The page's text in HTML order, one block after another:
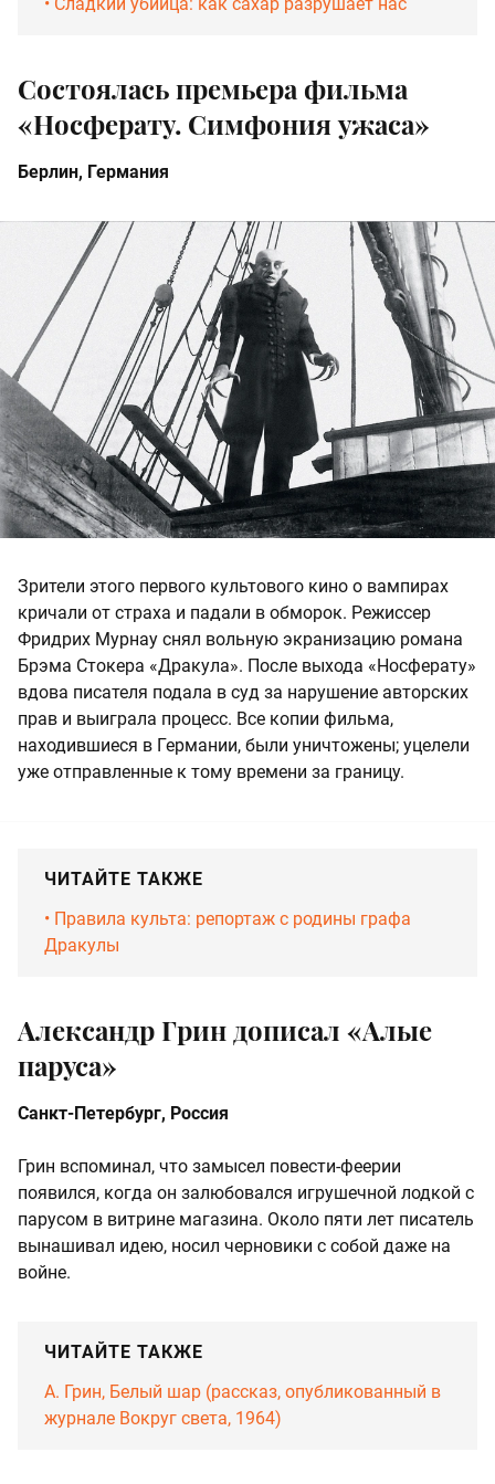
Состоялась премьера фильма
«Носферату. Симфония ужаса»
Берлин, Германия
Зрители этого первого культового кино о вампирах
кричали от страха и падали в обморок. Режиссер
Фридрих Мурнау снял вольную экранизацию романа
Брэма Стокера «Дракула». После выхода «Носферату»
вдова писателя подала в суд за нарушение авторских
прав и выиграла процесс. Все копии фильма,
находившиеся в Германии, были уничтожены; уцелели
уже отправленные к тому времени за границу.
ЧИТАЙТЕ ТАКЖЕ
•‎ Правила культа: репортаж с родины графа
Дракулы
Александр Грин дописал «Алые
паруса»
Санкт-Петербург, Россия
Грин вспоминал, что замысел повести-феерии
появился, когда он залюбовался игрушечной лодкой с
парусом в витрине магазина. Около пяти лет писатель
вынашивал идею, носил черновики с собой даже на
войне.
ЧИТАЙТЕ ТАКЖЕ
А. Грин, Белый шар (рассказ, опубликованный в
журнале Вокруг света, 1964)